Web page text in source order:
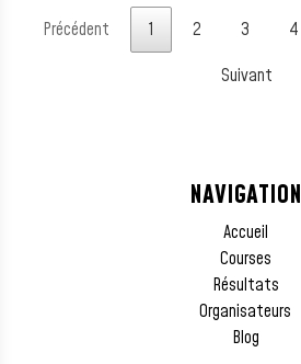
Précédent 1 2 3 4
Suivant
NAVIGATION
Accueil
Courses
Résultats
Organisateurs
Blog